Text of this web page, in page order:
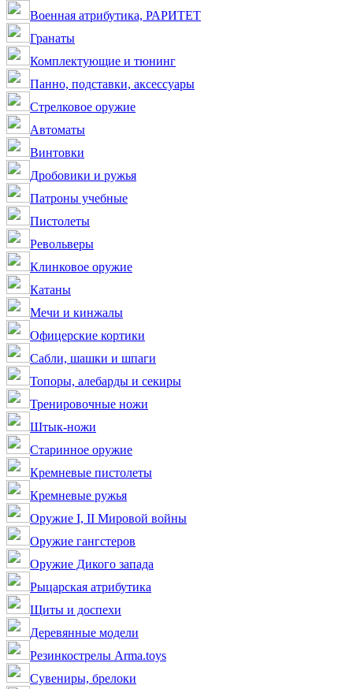
Военная атрибутика, РАРИТЕТ
Гранаты
Комплектующие и тюнинг
Панно, подставки, аксессуары
Стрелковое оружие
Автоматы
Винтовки
Дробовики и ружья
Патроны учебные
Пистолеты
Револьверы
Клинковое оружие
Катаны
Мечи и кинжалы
Офицерские кортики
Сабли, шашки и шпаги
Топоры, алебарды и секиры
Тренировочные ножи
Штык-ножи
Старинное оружие
Кремневые пистолеты
Кремневые ружья
Оружие I, II Мировой войны
Оружие гангстеров
Оружие Дикого запада
Рыцарская атрибутика
Щиты и доспехи
Деревянные модели
Резинкострелы Arma.toys
Сувениры, брелоки